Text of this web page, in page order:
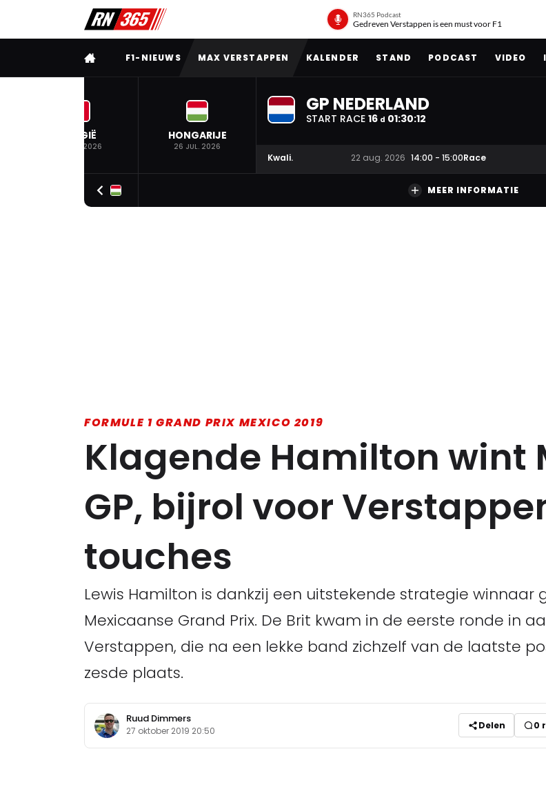
RN365 Podcast
Gedreven Verstappen is een must voor F1
VOLLEDIG MENU
F1-NIEUWS MAX VERSTAPPEN KALENDER STAND PODCAST VIDEO
BELGIË
19 JUL. 2026
HONGARIJE
26 JUL. 2026
GP NEDERLAND
START RACE 16 d 01:30:11
Kwali. 22 aug. 2026 14:00 - 15:00Race
MEER INFORMATIE
FORMULE 1 GRAND PRIX MEXICO 2019
Klagende Hamilton wint
GP, bijrol voor
touches
Lewis Hamilton is dankzij een uitstekende strategie winnaar
Mexicaanse Grand Prix. De Brit kwam in de eerste ronde in
Verstappen, die na een lekke band zichzelf van de laatste
zesde plaats.
Ruud Dimmers
27 oktober 2019 20:50 Delen 0